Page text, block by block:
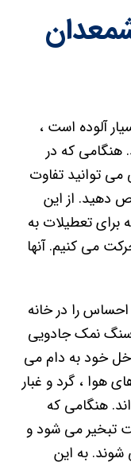
آلوده است ،
هنگامی که در
می توانید تفاوت
دهید. از این
برای تعطیلات به
می کنیم. آنها
احساس را در خانه
نمک جادویی
خود به دام می
هوا ، گرد و غبار
هنگامی که
تبخیر می شود و
به این